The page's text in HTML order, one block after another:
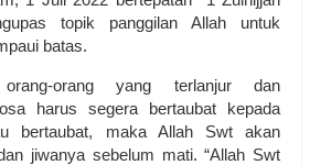
topik panggilan Allah untuk
batas.
orang yang terlanjur dan
harus segera bertaubat kepada
maka Allah Swt akan
jiwanya sebelum mati. “Allah Swt